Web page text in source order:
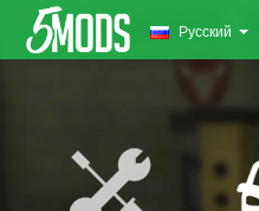
Русский